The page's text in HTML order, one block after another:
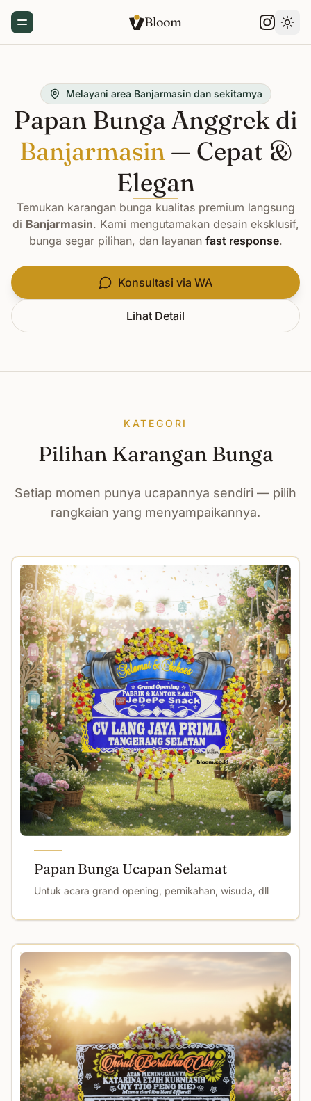
Toggle Menu Bloom
Melayani area Banjarmasin dan sekitarnya
Papan Bunga Anggrek di
Banjarmasin— Cepat &
Elegan
Temukan karangan bunga kualitas premium langsung
di Banjarmasin. Kami mengutamakan desain eksklusif,
bunga segar pilihan, dan layanan fast response.
Konsultasi via WA
Lihat Detail
KATEGORI
Pilihan Karangan Bunga
Setiap momen punya ucapannya sendiri — pilih
rangkaian yang menyampaikannya.
Papan Bunga Ucapan Selamat
Untuk acara grand opening, pernikahan, wisuda, dll